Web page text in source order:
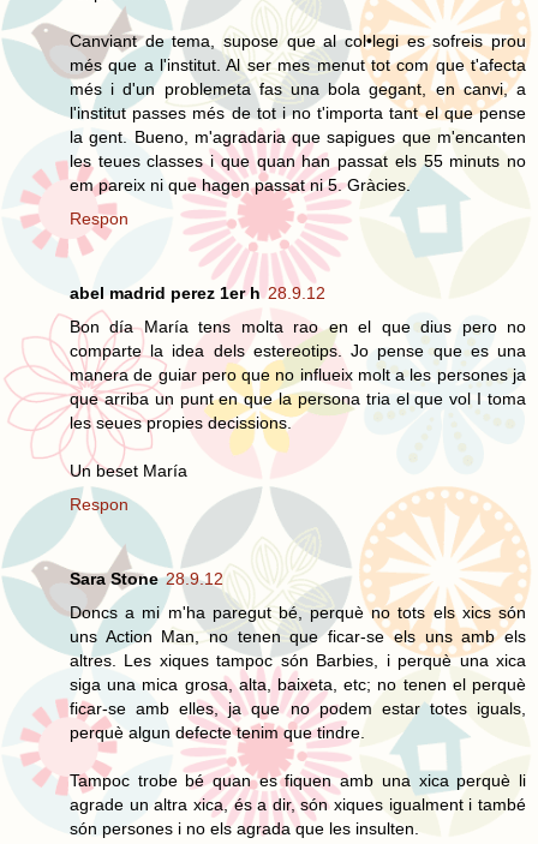
Canviant de tema, supose que al col•legi es sofreis prou
més que a l'institut. Al ser mes menut tot com que t'afecta
més i d'un problemeta fas una bola gegant, en canvi, a
l'institut passes més de tot i no t'importa tant el que pense
la gent. Bueno, m'agradaria que sapigues que m'encanten
les teues classes i que quan han passat els 55 minuts no
em pareix ni que hagen passat ni 5. Gràcies.
Respon
abel madrid perez 1er h 28.9.12
Bon día María tens molta rao en el que dius pero no
comparte la idea dels estereotips. Jo pense que es una
manera de guiar pero que no influeix molt a les persones ja
que arriba un punt en que la persona tria el que vol I toma
les seues propies decissions.
Un beset María
Respon
Sara Stone 28.9.12
Doncs a mi m'ha paregut bé, perquè no tots els xics són
uns Action Man, no tenen que ficar-se els uns amb els
altres. Les xiques tampoc són Barbies, i perquè una xica
siga una mica grosa, alta, baixeta, etc; no tenen el perquè
ficar-se amb elles, ja que no podem estar totes iguals,
perquè algun defecte tenim que tindre.
Tampoc trobe bé quan es fiquen amb una xica perquè li
agrade un altra xica, és a dir, són xiques igualment i també
són persones i no els agrada que les insulten.